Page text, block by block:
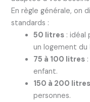
En règle générale, on
standards :
50 litres: idéal
un logement du
75 à 100 litres:
enfant.
150 à 200 litres
personnes.